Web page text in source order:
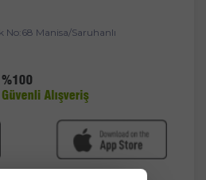
No:68 Manisa/Saruhanlı